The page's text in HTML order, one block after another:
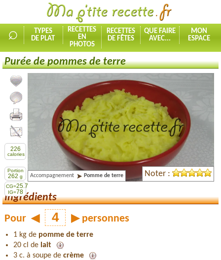
⌕
TYPES
DE PLAT
RECETTES
EN
PHOTOS
RECETTES
DE FÊTES
QUE FAIRE
AVEC...
MON
ESPACE
Purée de pommes de terre
Ajouter la recette à mes favorites
Commenter, noter la recette
Imprimer la recette
Partager cette recette
226
calories
Portion
262 g
CG=25.7
IG=78
Accompagnement Pomme de terre Noter :
Ingrédients
Pour ◀ ▶ personnes
1 kg de pomme de terre
20 cl de lait
3 c. à soupe de crème